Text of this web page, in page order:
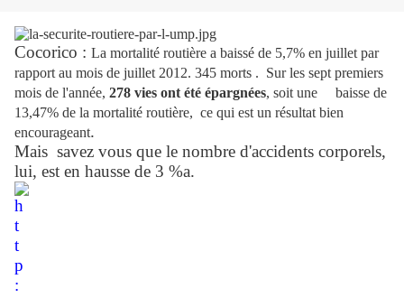
Cocorico : La mortalité routière a baissé de 5,7% en juillet par
rapport au mois de juillet 2012. 345 morts . Sur les sept premiers
mois de l'année, 278 vies ont été épargnées, soit une
baisse de
13,47% de la mortalité routière, ce qui est un résultat bien
encourageant.
Mais savez vous que le nombre d'accidents corporels,
lui, est en hausse de 3 %a.